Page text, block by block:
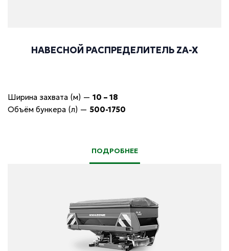
НАВЕСНОЙ РАСПРЕДЕЛИТЕЛЬ ZA-X
Ширина захвата (м) — 10 – 18
Объём бункера (л) — 500-1750
ПОДРОБНЕЕ